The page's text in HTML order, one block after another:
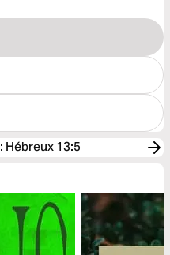
: Hébreux 13:5